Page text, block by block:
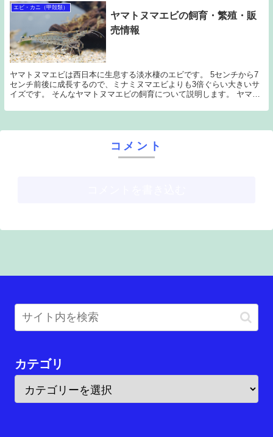
エビ・カニ（甲殻類）
ヤマトヌマエビの飼育・繁殖・販
売情報
ヤマトヌマエビは西日本に生息する淡水棲のエビです。 5センチから7
センチ前後に成長するので、ミナミヌマエビよりも3倍ぐらい大きいサ
イズです。 そんなヤマトヌマエビの飼育について説明します。 ヤマト
コメント
カテゴリ